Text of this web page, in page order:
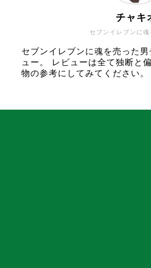
セブンイレブンに魂
チャキ
セブンイレブンに魂を売った
ュー。 レビューは全て独断と
物の参考にしてみてください。